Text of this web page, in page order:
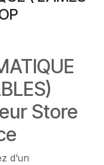
Store
d’un